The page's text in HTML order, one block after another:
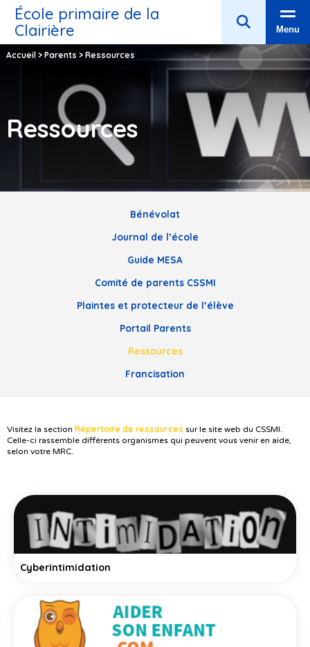
École primaire de la
Clairière
Menu
Accueil> Parents > Ressources
Ressources
Bénévolat
Journal de l’école
Guide MESA
Comité de parents CSSMI
Plaintes et protecteur de l’élève
Portail Parents
Ressources
Francisation
Visitez la section Répertoire de ressources sur le site web du CSSMI.
Celle-ci rassemble différents organismes qui peuvent vous venir en aide,
selon votre MRC.
Cyberintimidation